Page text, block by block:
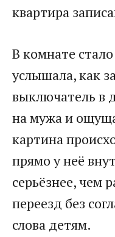
квартира
В комнате
услышала, как
выключатель в
на мужа и
картина
прямо у неё
серьёзнее, чем
переезд без
слова детям.